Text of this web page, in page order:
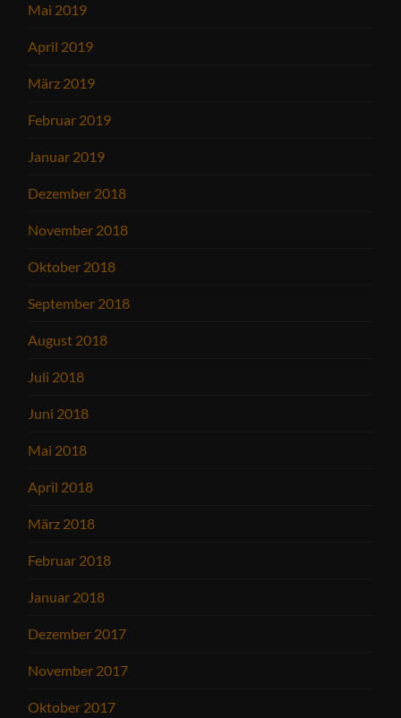
Mai 2019
April 2019
März 2019
Februar 2019
Januar 2019
Dezember 2018
November 2018
Oktober 2018
September 2018
August 2018
Juli 2018
Juni 2018
Mai 2018
April 2018
März 2018
Februar 2018
Januar 2018
Dezember 2017
November 2017
Oktober 2017